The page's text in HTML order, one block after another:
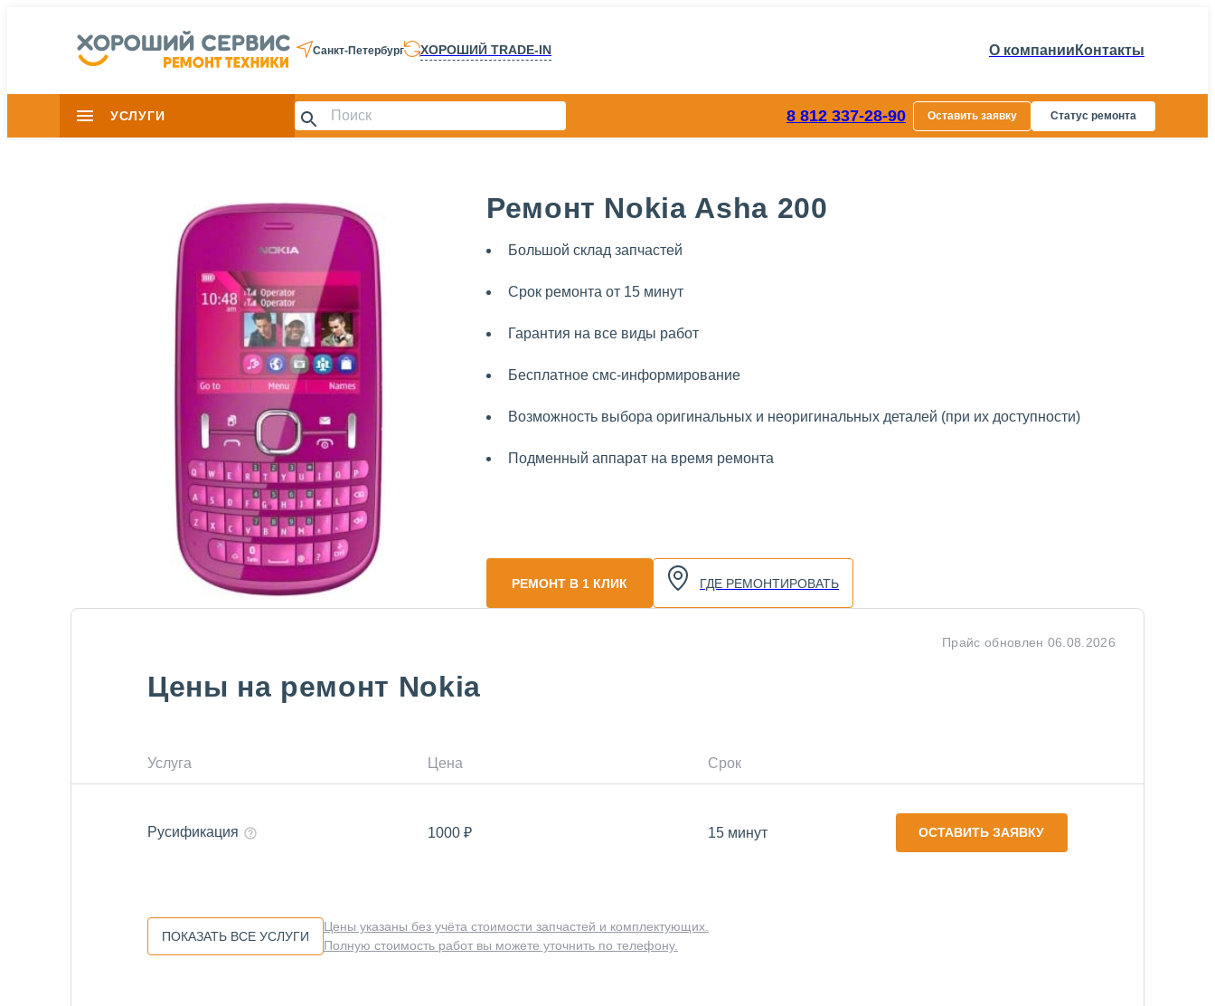
Санкт-Петербург ХОРОШИЙ TRADE-IN О компании Контакты
УСЛУГИ 8 812 337-28-90 Оставить заявку Статус ремонта
Ремонт Nokia Asha 200
Большой склад запчастей
Срок ремонта от 15 минут
Гарантия на все виды работ
Бесплатное смс-информирование
Возможность выбора оригинальных и неоригинальных деталей (при их доступности)
Подменный аппарат на время ремонта
РЕМОНТ В 1 КЛИК ГДЕ РЕМОНТИРОВАТЬ
Цены на ремонт Nokia
Прайс обновлен 06.08.2026
Услуга Цена Срок
Русификация 1000₽ 15 минут ОСТАВИТЬ ЗАЯВКУ
ПОКАЗАТЬ ВСЕ УСЛУГИ
Цены указаны без учёта стоимости запчастей и комплектующих.
Полную стоимость работ вы можете уточнить по телефону.